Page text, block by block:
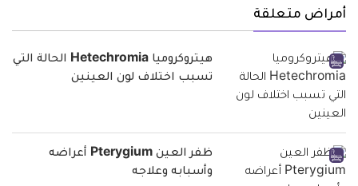
أمراض متعلقة
هيتروكروميا Hetechromia الحالة التي
تسبب اختلاف لون العينين
ظفر العين Pterygium أعراضه
وأسبابه وعلاجه